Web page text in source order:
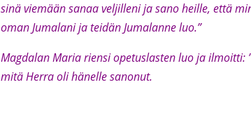
sinä viemään sanaa veljilleni ja sano heille, että
oman Jumalani ja teidän Jumalanne luo.”
Magdalan Maria riensi opetuslasten luo ja ilmoitti:
mitä Herra oli hänelle sanonut.